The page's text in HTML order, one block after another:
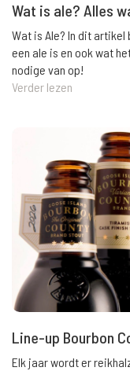
Wat is ale? Alles
Wat is Ale? In dit
een ale is en ook wat
nodige van op!
Verder lezen
Line-up Bourbon
Elk jaar wordt er